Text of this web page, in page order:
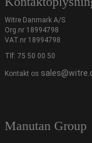
Witre Danmark A/S
Org.nr 18994798
VAT.nr 18994798
Tlf: 75 50 00 50
Kontakt os
Manutan Group